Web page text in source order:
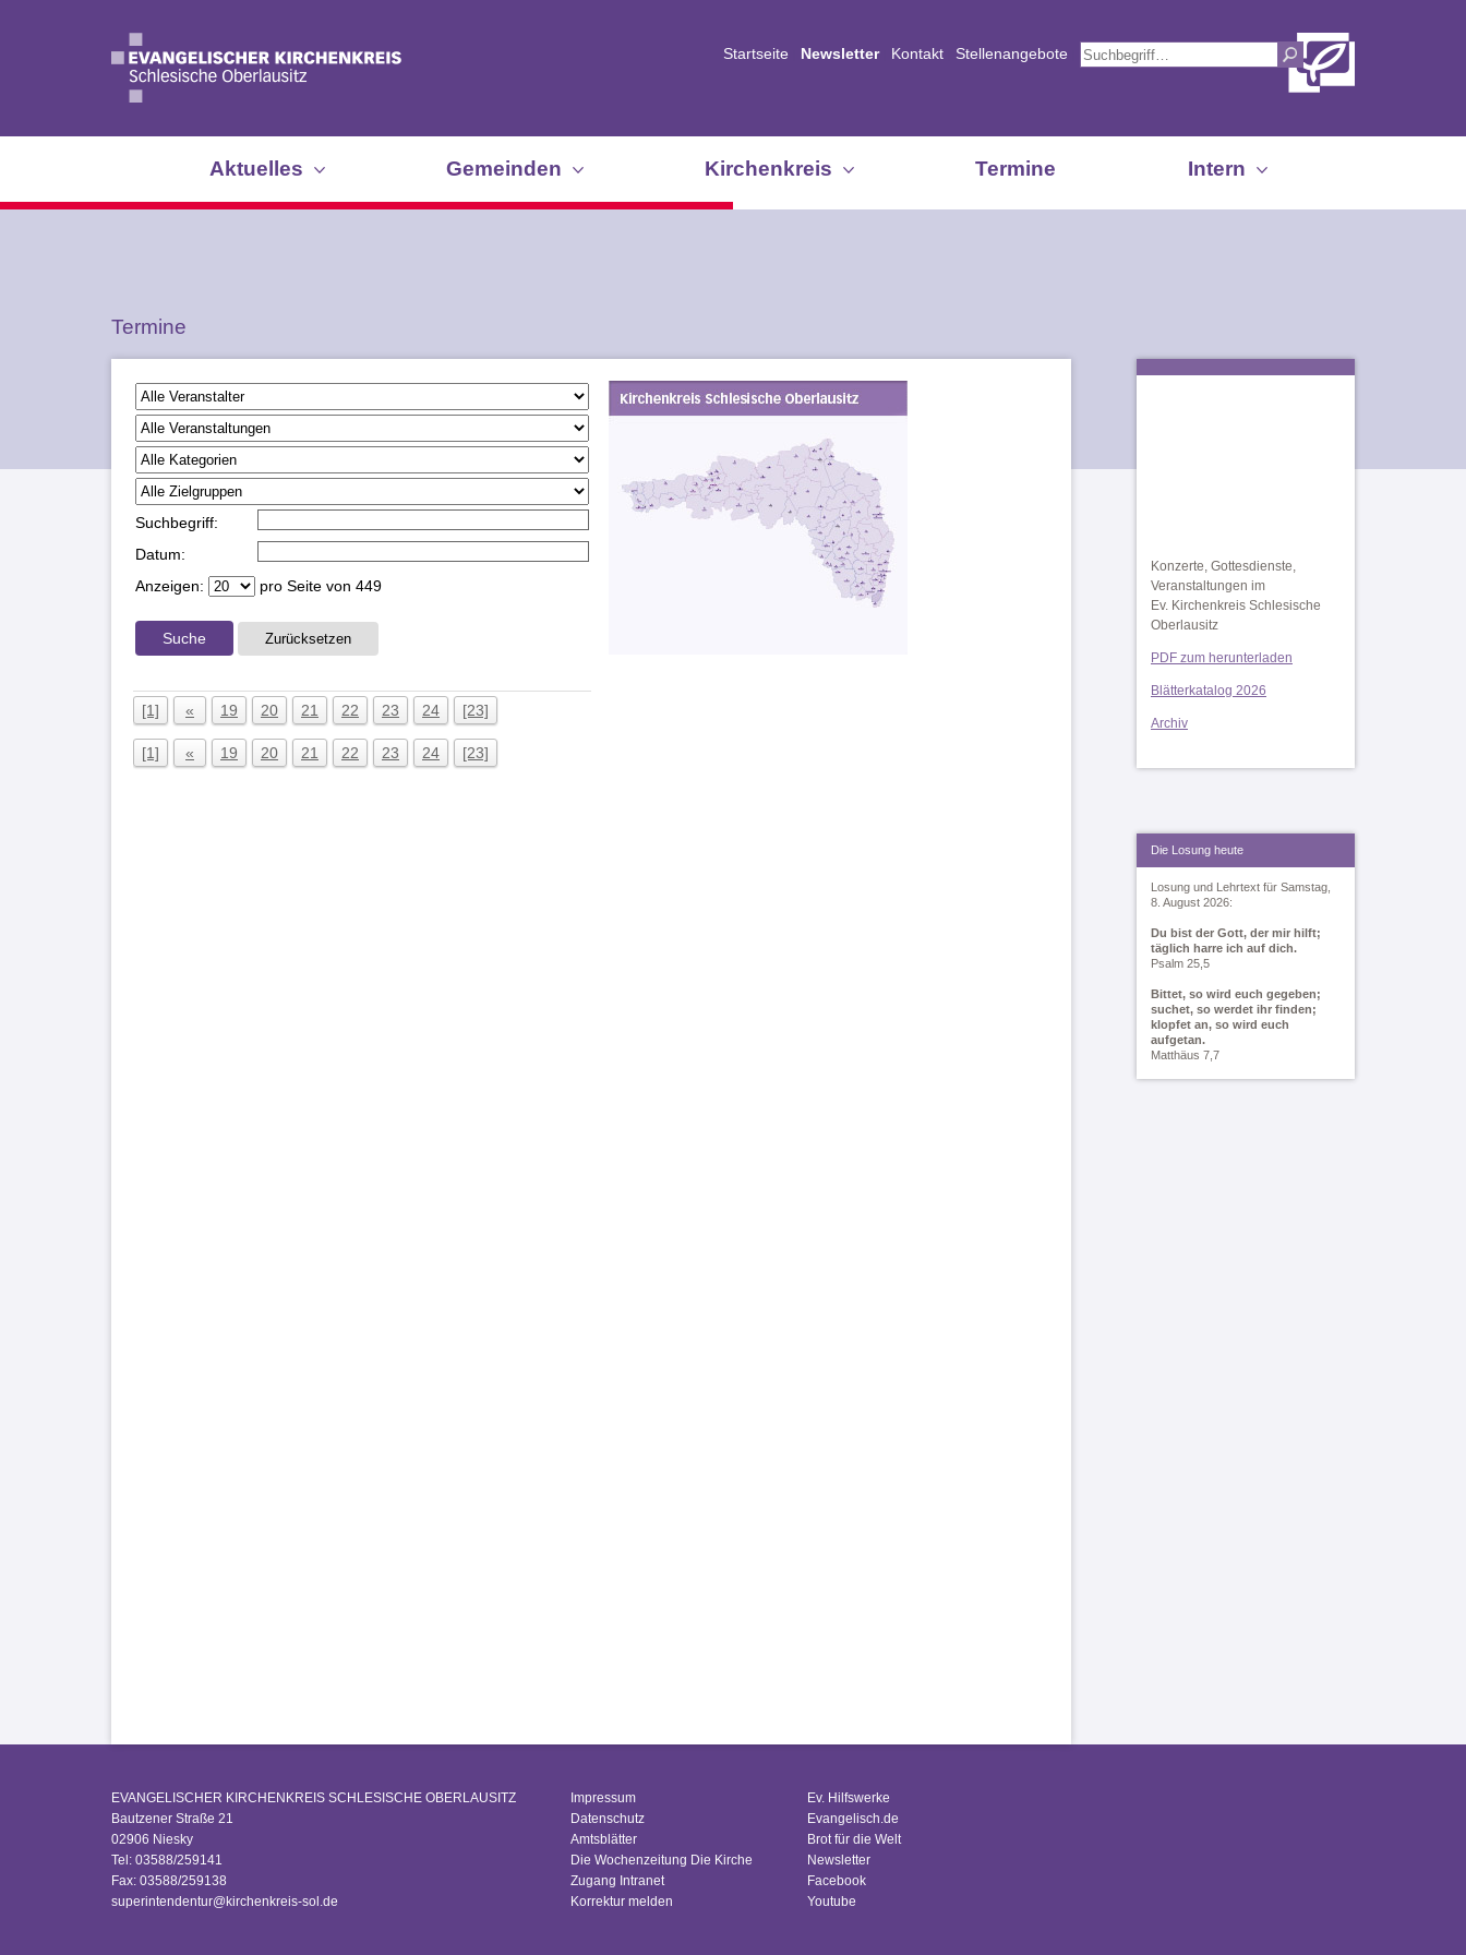
Startseite Newsletter Kontakt Stellenangebote
Aktuelles Gemeinden Kirchenkreis Termine Intern
Termine
Suchbegriff:
Datum:
Anzeigen:
pro Seite von 449
Suche Zurücksetzen
[1] « 19 20 21 22 23 24 [23]
[1] « 19 20 21 22 23 24 [23]
Konzerte, Gottesdienste,
Veranstaltungen im
Ev. Kirchenkreis Schlesische
Oberlausitz
PDF zum herunterladen
Blätterkatalog 2026
Archiv
Die Losung heute
Losung und Lehrtext für Samstag,
8. August 2026:
Du bist der Gott, der mir hilft;
täglich harre ich auf dich.
Psalm 25,5
Bittet, so wird euch gegeben;
suchet, so werdet ihr finden;
klopfet an, so wird euch
aufgetan.
Matthäus 7,7
EVANGELISCHER KIRCHENKREIS SCHLESISCHE OBERLAUSITZ
Bautzener Straße 21
02906 Niesky
Tel: 03588/259141
Fax: 03588/259138
superintendentur@kirchenkreis-sol.de
Impressum
Datenschutz
Amtsblätter
Die Wochenzeitung Die Kirche
Zugang Intranet
Korrektur melden
Ev. Hilfswerke
Evangelisch.de
Brot für die Welt
Newsletter
Facebook
Youtube